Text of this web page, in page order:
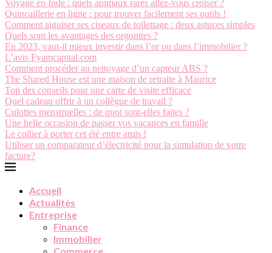
Voyage en Inde : quels animaux rares allez-vous croiser ?
Quincaillerie en ligne : pour trouver facilement ses outils !
Comment aiguiser ses ciseaux de toilettage : deux astuces simples
Quels sont les avantages des orgonites ?
En 2023, vaut-il mieux investir dans l’or ou dans l’immobilier ?
L’avis Fyamcapital.com
Comment procéder au nettoyage d’un capteur ABS ?
The Shared House est une maison de retraite à Maurice
Top des conseils pour une carte de visite efficace
Quel cadeau offrir à un collègue de travail ?
Culottes menstruelles : de quoi sont-elles faites ?
Une belle occasion de passer vos vacances en famille
Le collier à porter cet été entre amis !
Utiliser un comparateur d’électricité pour la simulation de votre
facture?
Accueil
Actualités
Entreprise
Finance
Immobilier